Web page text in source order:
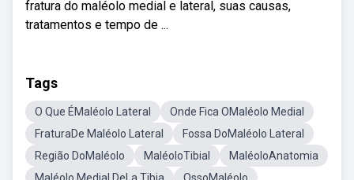
fratura do maléolo medial e lateral, suas causas,
tratamentos e tempo de ...
Tags
O Que ÉMaléolo Lateral
Onde Fica OMaléolo Medial
FraturaDe Maléolo Lateral
Fossa DoMaléolo Lateral
Região DoMaléolo
MaléoloTibial
MaléoloAnatomia